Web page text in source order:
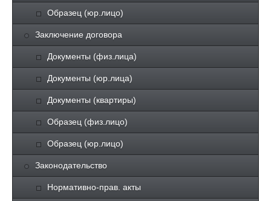
Образец (юр.лицо)
Заключение договора
Документы (физ.лица)
Документы (юр.лица)
Документы (квартиры)
Образец (физ.лицо)
Образец (юр.лицо)
Законодательство
Нормативно-прав. акты